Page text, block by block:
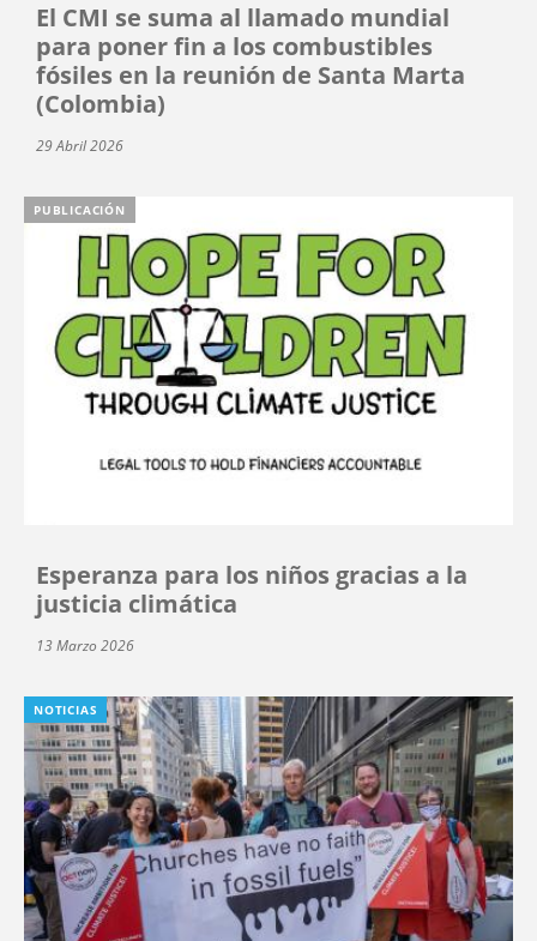
El CMI se suma al llamado mundial
para poner fin a los combustibles
fósiles en la reunión de Santa Marta
(Colombia)
29 Abril 2026
PUBLICACIÓN
Esperanza para los niños gracias a la
justicia climática
13 Marzo 2026
NOTICIAS